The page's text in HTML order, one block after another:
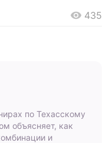
435
по Техасскому
объясняет, как
и